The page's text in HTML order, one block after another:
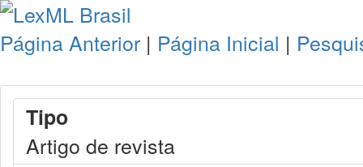
Página Anterior | Página Inicial |
Tipo
Artigo de revista